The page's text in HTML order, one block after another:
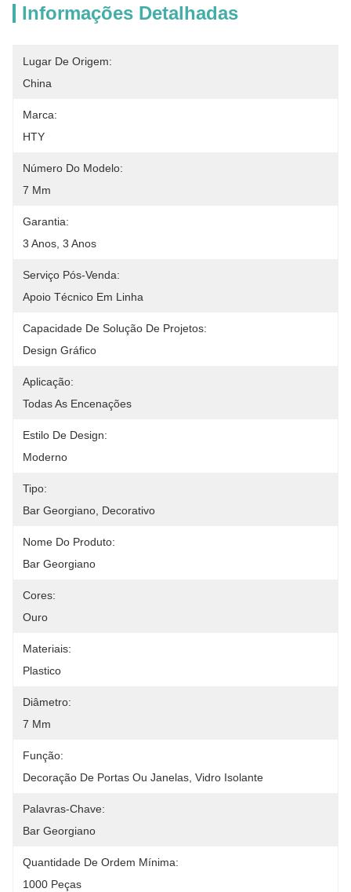
Informações Detalhadas
Lugar De Origem:
China
Marca:
HTY
Número Do Modelo:
7 Mm
Garantia:
3 Anos, 3 Anos
Serviço Pós-Venda:
Apoio Técnico Em Linha
Capacidade De Solução De Projetos:
Design Gráfico
Aplicação:
Todas As Encenações
Estilo De Design:
Moderno
Tipo:
Bar Georgiano, Decorativo
Nome Do Produto:
Bar Georgiano
Cores:
Ouro
Materiais:
Plastico
Diâmetro:
7 Mm
Função:
Decoração De Portas Ou Janelas, Vidro Isolante
Palavras-Chave:
Bar Georgiano
Quantidade De Ordem Mínima:
1000 Peças